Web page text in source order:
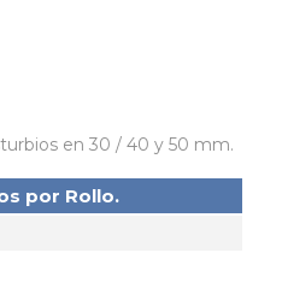
en 30 / 40 y 50 mm.
por Rollo.